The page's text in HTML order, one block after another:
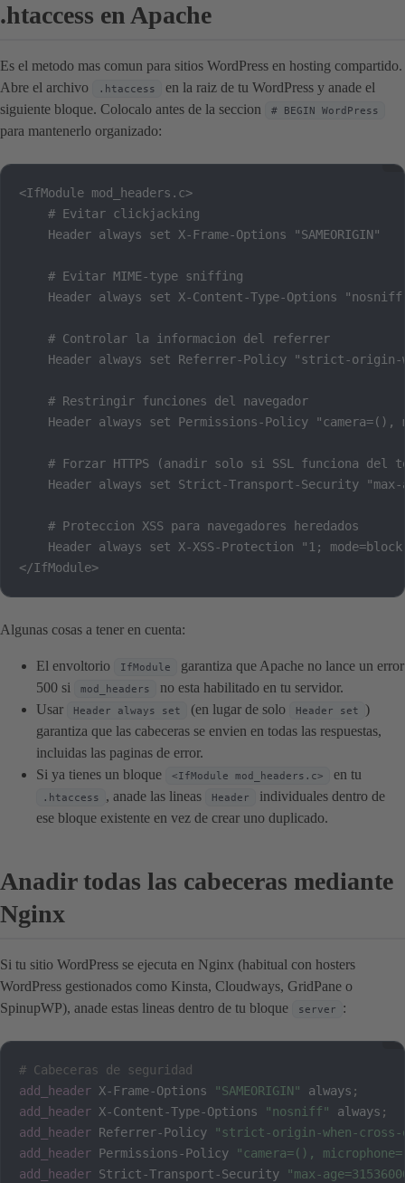
.htaccess en Apache
Es el metodo mas comun para sitios WordPress en hosting compartido.
Abre el archivo
.htaccess
en la raiz de tu WordPress y anade el
siguiente bloque. Colocalo antes de la seccion
# BEGIN WordPress
para mantenerlo organizado:
<IfModule mod_headers.c>
    # Evitar clickjacking
    Header always set X-Frame-Options "SAMEORIGIN"
    # Evitar MIME-type sniffing
Header always set X-Content-Type-Options
    # Controlar la informacion del referrer
Header always set Referrer-Policy "strict-
    # Restringir funciones del navegador
Header always set Permissions-Policy "camera=(),
# Forzar HTTPS (anadir solo si SSL funciona del
Header always set Strict-Transport-Security
    # Proteccion XSS para navegadores heredados
Header always set X-XSS-Protection "1;
</IfModule>
Algunas cosas a tener en cuenta:
El envoltorio IfModule
garantiza que Apache no lance un error
500 si
mod_headers
no esta habilitado en tu servidor.
Usar
Header always set (en lugar de solo Header set )
garantiza que las cabeceras se envien en todas las respuestas,
incluidas las paginas de error.
Si ya tienes un bloque
<IfModule mod_headers.c> en tu
.htaccess , anade las lineas Header
individuales dentro de
ese bloque existente en vez de crear uno duplicado.
Anadir todas las cabeceras mediante
Nginx
Si tu sitio WordPress se ejecuta en Nginx (habitual con hosters
WordPress gestionados como Kinsta, Cloudways, GridPane o
SpinupWP), anade estas lineas dentro de tu bloque
server :
# Cabeceras de seguridad
add_header X-Frame-Options "SAMEORIGIN" always ;
add_header X-Content-Type-Options "nosniff" always ;
add_header Referrer-Policy
"strict-origin-when-
add_header Permissions-Policy
"camera=(),
add_header Strict-Transport-Security
"max-